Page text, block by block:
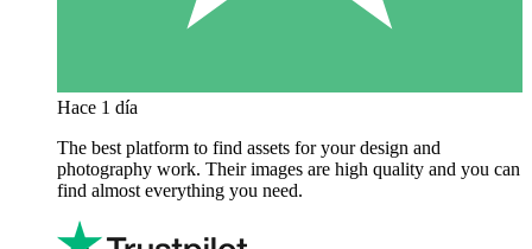
Hace 1 día
The best platform to find assets for your design and
photography work. Their images are high quality and you can
find almost everything you need.